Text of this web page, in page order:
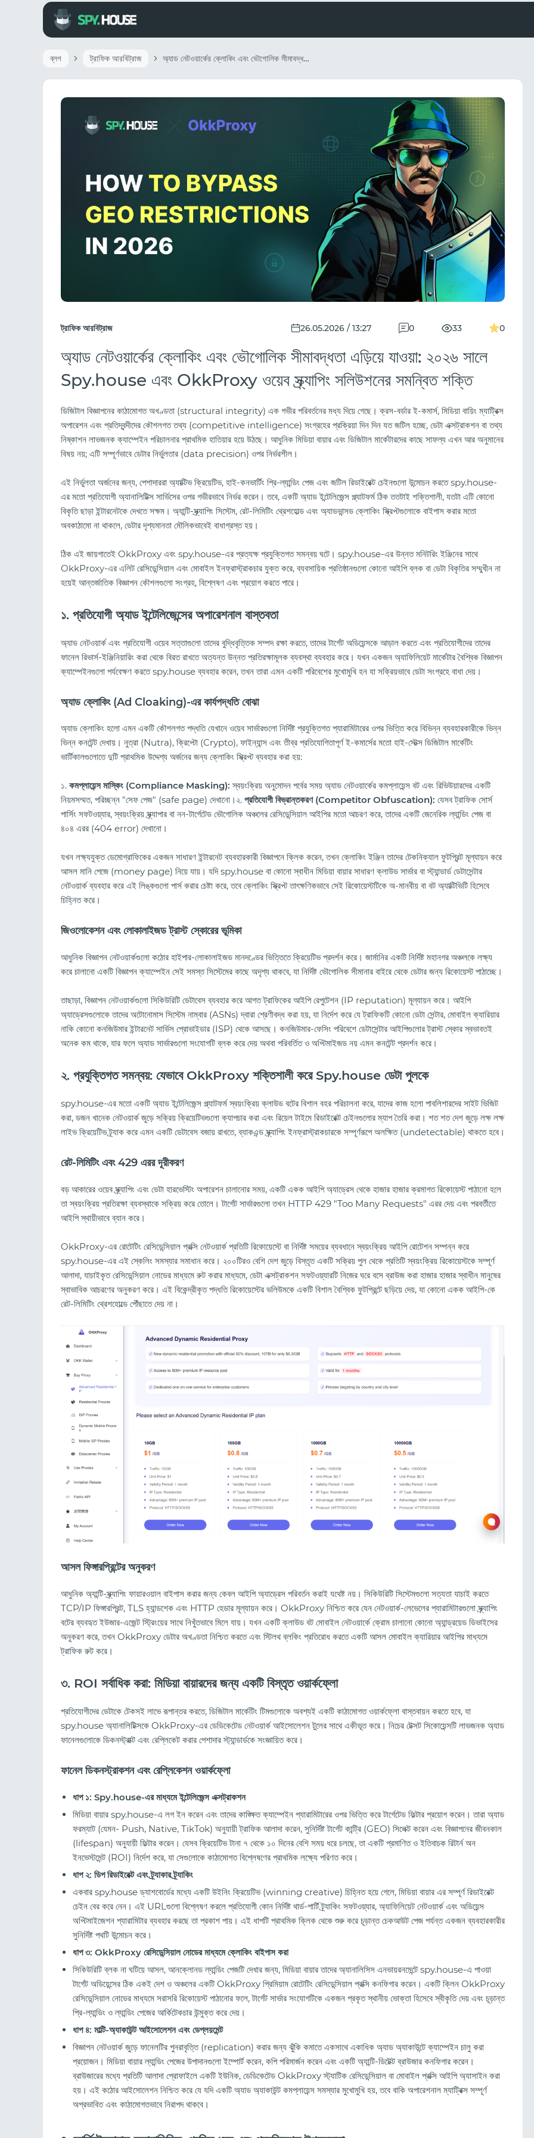
ব্লগ ট্রাফিক আরবিট্রাজ অ্যাড নেটওয়ার্কের ক্লোকিং এবং ভৌগোলিক সীমাবদ্ধতা এড়িয়ে যাওয়া: ২০২৬ সালে Spy.house এবং OkkProxy ওয়েব স্ক্র্যাপিং সলিউশনের সমন্বিত শক্তি
ট্রাফিক আরবিট্রাজ 26.05.2026 / 13:27 0 33 0
অ্যাড নেটওয়ার্কের ক্লোকিং এবং ভৌগোলিক সীমাবদ্ধতা এড়িয়ে যাওয়া: ২০২৬ সালে
Spy.house এবং OkkProxy ওয়েব স্ক্র্যাপিং সলিউশনের সমন্বিত শক্তি
ডিজিটাল বিজ্ঞাপনের কাঠামোগত অখণ্ডতা (structural integrity) এক গভীর পরিবর্তনের মধ্য দিয়ে গেছে। ক্রস-বর্ডার ই-কমার্স, মিডিয়া বায়িং ম্যাট্রিক্স
অপারেশন এবং প্রতিদ্বন্দীদের কৌশলগত তথ্য (competitive intelligence) সংগ্রহের প্রক্রিয়া দিন দিন যত জটিল হচ্ছে, ডেটা এক্সট্রাকশন বা তথ্য
নিষ্কাশন লাভজনক ক্যাম্পেইন পরিচালনার প্রাথমিক হাতিয়ার হয়ে উঠছে। আধুনিক মিডিয়া বায়ার এবং ডিজিটাল মার্কেটারদের কাছে সাফল্য এখন আর অনুমানের
বিষয় নয়; এটি সম্পূর্ণভাবে ডেটার নির্ভুলতার (data precision) ওপর নির্ভরশীল।
এই নির্ভুলতা অর্জনের জন্য, পেশাদাররা অ্যাক্টিভ ক্রিয়েটিভ, হাই-কনভার্টিং প্রি-ল্যান্ডিং পেজ এবং জটিল রিডাইরেক্ট চেইনগুলো উন্মোচন করতে spy.house-
এর মতো প্রতিযোগী অ্যানালিটিক্স সার্ভিসের ওপর গভীরভাবে নির্ভর করেন। তবে, একটি অ্যাড ইন্টেলিজেন্স প্ল্যাটফর্ম ঠিক ততটাই শক্তিশালী, যতটা এটি কোনো
বিকৃতি ছাড়া ইন্টারনেটকে দেখতে সক্ষম। অ্যান্টি-স্ক্র্যাপিং সিস্টেম, রেট-লিমিটিং থ্রেশহোল্ড এবং অ্যাডভান্সড ক্লোকিং স্ক্রিপ্টগুলোকে বাইপাস করার মতো
অবকাঠামো না থাকলে, ডেটার দৃশ্যমানতা মৌলিকভাবেই বাধাগ্রস্ত হয়।
ঠিক এই জায়গাতেই OkkProxy এবং spy.house-এর প্রত্যক্ষ প্রযুক্তিগত সমন্বয় ঘটে। spy.house-এর উন্নত মনিটরিং ইঞ্জিনের সাথে
OkkProxy-এর এলিট রেসিডেন্সিয়াল এবং মোবাইল ইনফ্রাস্ট্রাকচার যুক্ত করে, ব্যবসায়িক প্রতিষ্ঠানগুলো কোনো আইপি ব্লক বা ডেটা বিকৃতির সম্মুখীন না
হয়েই আন্তর্জাতিক বিজ্ঞাপন কৌশলগুলো সংগ্রহ, বিশ্লেষণ এবং প্রয়োগ করতে পারে।
১. প্রতিযোগী অ্যাড ইন্টেলিজেন্সের অপারেশনাল বাস্তবতা
অ্যাড নেটওয়ার্ক এবং প্রতিযোগী ওয়েব সত্তাগুলো তাদের বুদ্ধিবৃত্তিক সম্পদ রক্ষা করতে, তাদের টার্গেট অডিয়েন্সকে আড়াল করতে এবং প্রতিযোগীদের তাদের
ফানেল রিভার্স-ইঞ্জিনিয়ারিং করা থেকে বিরত রাখতে অত্যন্ত উন্নত প্রতিরক্ষামূলক ব্যবস্থা ব্যবহার করে। যখন একজন অ্যাফিলিয়েট মার্কেটার বৈশ্বিক বিজ্ঞাপন
ক্যাম্পেইনগুলো পর্যবেক্ষণ করতে spy.house ব্যবহার করেন, তখন তারা এমন একটি পরিবেশের মুখোমুখি হন যা সক্রিয়ভাবে ডেটা সংগ্রহে বাধা দেয়।
অ্যাড ক্লোকিং (Ad Cloaking)-এর কার্যপদ্ধতি বোঝা
অ্যাড ক্লোকিং হলো এমন একটি কৌশলগত পদ্ধতি যেখানে ওয়েব সার্ভারগুলো নির্দিষ্ট প্রযুক্তিগত প্যারামিটারের ওপর ভিত্তি করে বিভিন্ন ব্যবহারকারীকে ভিন্ন
ভিন্ন কনটেন্ট দেখায়। নুত্রা (Nutra), ক্রিপ্টো (Crypto), ফাইন্যান্স এবং তীব্র প্রতিযোগিতাপূর্ণ ই-কমার্সের মতো হাই-স্টেক্স ডিজিটাল মার্কেটিং
ভার্টিকালগুলোতে দুটি প্রাথমিক উদ্দেশ্য অর্জনের জন্য ক্লোকিং স্ক্রিপ্ট ব্যবহার করা হয়:
১. কমপ্লায়েন্স মাস্কিং (Compliance Masking): স্বয়ংক্রিয় অনুমোদন পর্বের সময় অ্যাড নেটওয়ার্কের কমপ্লায়েন্স বট এবং রিভিউয়ারদের একটি
নিয়মসম্মত, পরিচ্ছন্ন "সেফ পেজ" (safe page) দেখানো।২. প্রতিযোগী বিভ্রান্তকরণ (Competitor Obfuscation): যেসব ট্রাফিক সোর্স
পার্সিং সফটওয়্যার, স্বয়ংক্রিয় স্ক্র্যাপার বা নন-টার্গেটেড ভৌগোলিক অঞ্চলের রেসিডেন্সিয়াল আইপির মতো আচরণ করে, তাদের একটি জেনেরিক ল্যান্ডিং পেজ বা
৪০৪ এরর (404 error) দেখানো।
যখন লক্ষ্যযুক্ত ডেমোগ্রাফিকের একজন সাধারণ ইন্টারনেট ব্যবহারকারী বিজ্ঞাপনে ক্লিক করেন, তখন ক্লোকিং ইঞ্জিন তাদের টেকনিক্যাল ফুটপ্রিন্ট মূল্যায়ন করে
আসল মানি পেজে (money page) নিয়ে যায়। যদি spy.house বা কোনো স্বাধীন মিডিয়া বায়ার সাধারণ ক্লাউড সার্ভার বা স্ট্যান্ডার্ড ডেটাসেন্টার
নেটওয়ার্ক ব্যবহার করে এই লিঙ্কগুলো পার্স করার চেষ্টা করে, তবে ক্লোকিং স্ক্রিপ্ট তাৎক্ষণিকভাবে সেই রিকোয়েস্টটিকে অ-মানবীয় বা বট অ্যাক্টিভিটি হিসেবে
চিহ্নিত করে।
জিওলোকেশন এবং লোকালাইজড ট্রাস্ট স্কোরের ভূমিকা
আধুনিক বিজ্ঞাপন নেটওয়ার্কগুলো কঠোর হাইপার-লোকালাইজড মানদণ্ডের ভিত্তিতে ক্রিয়েটিভ প্রদর্শন করে। জার্মানির একটি নির্দিষ্ট মহানগর অঞ্চলকে লক্ষ্য
করে চালানো একটি বিজ্ঞাপন ক্যাম্পেইন সেই সমস্ত সিস্টেমের কাছে অদৃশ্য থাকবে, যা নির্দিষ্ট ভৌগোলিক সীমানার বাইরে থেকে ডেটার জন্য রিকোয়েস্ট পাঠাচ্ছে।
তাছাড়া, বিজ্ঞাপন নেটওয়ার্কগুলো সিকিউরিটি ডেটাবেস ব্যবহার করে আগত ট্রাফিকের আইপি রেপুটেশন (IP reputation) মূল্যায়ন করে। আইপি
অ্যাড্রেসগুলোকে তাদের অটোনোমাস সিস্টেম নাম্বার (ASNs) দ্বারা শ্রেণীবদ্ধ করা হয়, যা নির্দেশ করে যে ট্রাফিকটি কোনো ডেটা সেন্টার, মোবাইল ক্যারিয়ার
নাকি কোনো কনজিউমার ইন্টারনেট সার্ভিস প্রোভাইডার (ISP) থেকে আসছে। কনজিউমার-ফেসিং পরিবেশে ডেটাসেন্টার আইপিগুলোর ট্রাস্ট স্কোর স্বভাবতই
অনেক কম থাকে, যার ফলে অ্যাড সার্ভারগুলো সংযোগটি ব্লক করে দেয় অথবা পরিবর্তিত ও অপ্টিমাইজড নয় এমন কনটেন্ট প্রদর্শন করে।
২. প্রযুক্তিগত সমন্বয়: যেভাবে OkkProxy শক্তিশালী করে Spy.house ডেটা পুলকে
spy.house-এর মতো একটি অ্যাড ইন্টেলিজেন্স প্ল্যাটফর্ম স্বয়ংক্রিয় ক্লাউড বটের বিশাল বহর পরিচালনা করে, যাদের কাজ হলো পাবলিশারদের সাইট ভিজিট
করা, ডজন খানেক নেটওয়ার্ক জুড়ে সক্রিয় ক্রিয়েটিভগুলো ক্যাপচার করা এবং রিয়েল টাইমে রিডাইরেক্ট চেইনগুলোর ম্যাপ তৈরি করা। শত শত দেশ জুড়ে লক্ষ লক্ষ
লাইভ ক্রিয়েটিভ ট্র্যাক করে এমন একটি ডেটাবেস বজায় রাখতে, ব্যাকএন্ড স্ক্র্যাপিং ইনফ্রাস্ট্রাকচারকে সম্পূর্ণরূপে অলক্ষিত (undetectable) থাকতে হবে।
রেট-লিমিটিং এবং 429 এরর দূরীকরণ
বড় আকারের ওয়েব স্ক্র্যাপিং এবং ডেটা হারভেস্টিং অপারেশন চালানোর সময়, একটি একক আইপি অ্যাড্রেস থেকে হাজার হাজার ক্রমাগত রিকোয়েস্ট পাঠানো হলে
তা স্বয়ংক্রিয় প্রতিরক্ষা ব্যবস্থাকে সক্রিয় করে তোলে। টার্গেট সার্ভারগুলো তখন HTTP 429 "Too Many Requests" এরর দেয় এবং পরবর্তীতে
আইপি স্থায়ীভাবে ব্যান করে।
OkkProxy-এর রোটেটিং রেসিডেন্সিয়াল প্রক্সি নেটওয়ার্ক প্রতিটি রিকোয়েস্টে বা নির্দিষ্ট সময়ের ব্যবধানে স্বয়ংক্রিয় আইপি রোটেশন সম্পন্ন করে
spy.house-এর এই স্কেলিং সমস্যার সমাধান করে। ২০০টিরও বেশি দেশ জুড়ে বিস্তৃত একটি সক্রিয় পুল থেকে প্রতিটি স্বয়ংক্রিয় রিকোয়েস্টকে সম্পূর্ণ
আলাদা, যাচাইকৃত রেসিডেন্সিয়াল নোডের মাধ্যমে রুট করার মাধ্যমে, ডেটা এক্সট্রাকশন সফটওয়্যারটি নিজের ঘরে বসে ব্রাউজ করা হাজার হাজার স্বাধীন মানুষের
স্বাভাবিক আচরণের অনুকরণ করে। এই বিকেন্দ্রীকৃত পদ্ধতি রিকোয়েস্টের ভলিউমকে একটি বিশাল বৈশ্বিক ফুটপ্রিন্টে ছড়িয়ে দেয়, যা কোনো একক আইপি-কে
রেট-লিমিটিং থ্রেশহোল্ডে পৌঁছাতে দেয় না।
আসল ফিঙ্গারপ্রিন্টের অনুকরণ
আধুনিক অ্যান্টি-স্ক্র্যাপিং ফায়ারওয়াল বাইপাস করার জন্য কেবল আইপি অ্যাড্রেস পরিবর্তন করাই যথেষ্ট নয়। সিকিউরিটি সিস্টেমগুলো সত্যতা যাচাই করতে
TCP/IP ফিঙ্গারপ্রিন্ট, TLS হ্যান্ডশেক এবং HTTP হেডার মূল্যায়ন করে। OkkProxy নিশ্চিত করে যেন নেটওয়ার্ক-লেভেলের প্যারামিটারগুলো স্ক্র্যাপিং
বটের ব্যবহৃত ইউজার-এজেন্ট স্ট্রিংয়ের সাথে নিখুঁতভাবে মিলে যায়। যখন একটি ক্লাউড বট মোবাইল নেটওয়ার্কে ক্রোম চালানো কোনো অ্যান্ড্রয়েড ডিভাইসের
অনুকরণ করে, তখন OkkProxy ডেটার অখণ্ডতা নিশ্চিত করতে এবং স্টিলথ ব্লকিং প্রতিরোধ করতে একটি আসল মোবাইল ক্যারিয়ার আইপির মাধ্যমে
ট্রাফিক রুট করে।
৩. ROI সর্বাধিক করা: মিডিয়া বায়ারদের জন্য একটি বিস্তৃত ওয়ার্কফ্লো
প্রতিযোগীদের ডেটাকে টেকসই লাভে রূপান্তর করতে, ডিজিটাল মার্কেটিং টিমগুলোকে অবশ্যই একটি কাঠামোগত ওয়ার্কফ্লো বাস্তবায়ন করতে হবে, যা
spy.house অ্যানালিটিক্সকে OkkProxy-এর ডেডিকেটেড নেটওয়ার্ক আইসোলেশন টুলের সাথে একীভূত করে। নিচের টেক্সট সিকোয়েন্সটি লাভজনক অ্যাড
ফানেলগুলোকে ডিকনস্ট্রাক্ট এবং রেপ্লিকেট করার পেশাদার স্ট্যান্ডার্ডকে সংজ্ঞায়িত করে।
ফানেল ডিকনস্ট্রাকশন এবং রেপ্লিকেশন ওয়ার্কফ্লো
ধাপ ১: Spy.house-এর মাধ্যমে ইন্টেলিজেন্স এক্সট্রাকশন
মিডিয়া বায়ার spy.house-এ লগ ইন করেন এবং তাদের কাঙ্ক্ষিত ক্যাম্পেইন প্যারামিটারের ওপর ভিত্তি করে টার্গেটেড ফিল্টার প্রয়োগ করেন। তারা অ্যাড
ফরম্যাট (যেমন- Push, Native, TikTok) অনুযায়ী ট্রাফিক আলাদা করেন, সুনির্দিষ্ট টার্গেট কান্ট্রি (GEO) সিলেক্ট করেন এবং বিজ্ঞাপনের জীবনকাল
(lifespan) অনুযায়ী ফিল্টার করেন। যেসব ক্রিয়েটিভ টানা ৭ থেকে ১০ দিনের বেশি সময় ধরে চলছে, তা একটি প্রমাণিত ও ইতিবাচক রিটার্ন অন
ইনভেস্টমেন্ট (ROI) নির্দেশ করে, যা সেগুলোকে কাঠামোগত বিশ্লেষণের প্রাথমিক লক্ষ্যে পরিণত করে।
ধাপ ২: ডিপ রিডাইরেক্ট এবং ট্র্যাকার ট্র্যাকিং
একবার spy.house ড্যাশবোর্ডের মধ্যে একটি উইনিং ক্রিয়েটিভ (winning creative) চিহ্নিত হয়ে গেলে, মিডিয়া বায়ার এর সম্পূর্ণ রিডাইরেক্ট
চেইন বের করে নেন। এই URLগুলো বিশ্লেষণ করলে প্রতিযোগী কোন নির্দিষ্ট থার্ড-পার্টি ট্র্যাকিং সফটওয়্যার, অ্যাফিলিয়েট নেটওয়ার্ক এবং অডিয়েন্স
অপ্টিমাইজেশন প্যারামিটার ব্যবহার করছে তা প্রকাশ পায়। এই ধাপটি প্রাথমিক ক্লিক থেকে শুরু করে চূড়ান্ত চেকআউট পেজ পর্যন্ত একজন ব্যবহারকারীর
সুনির্দিষ্ট পথটি উন্মোচন করে।
ধাপ ৩: OkkProxy রেসিডেন্সিয়াল নোডের মাধ্যমে ক্লোকিং বাইপাস করা
সিকিউরিটি ব্লক না ঘটিয়ে আসল, আনক্লোনড ল্যান্ডিং পেজটি দেখার জন্য, মিডিয়া বায়ার তাদের অ্যানালিসিস এনভায়রনমেন্টে spy.house-এ পাওয়া
টার্গেট অডিয়েন্সের ঠিক একই দেশ ও অঞ্চলের একটি OkkProxy প্রিমিয়াম রোটেটিং রেসিডেন্সিয়াল প্রক্সি কনফিগার করেন। একটি ক্লিন OkkProxy
রেসিডেন্সিয়াল নোডের মাধ্যমে সরাসরি রিকোয়েস্ট পাঠানোর ফলে, টার্গেট সার্ভার সংযোগটিকে একজন প্রকৃত স্থানীয় ভোক্তা হিসেবে স্বীকৃতি দেয় এবং চূড়ান্ত
প্রি-ল্যান্ডিং ও ল্যান্ডিং পেজের আর্কিটেকচার উন্মুক্ত করে দেয়।
ধাপ ৪: মাল্টি-অ্যাকাউন্ট আইসোলেশন এবং ডেপ্লয়মেন্ট
বিজ্ঞাপন নেটওয়ার্ক জুড়ে ফানেলটির পুনরাবৃত্তি (replication) করার জন্য ঝুঁকি কমাতে একসাথে একাধিক অ্যাড অ্যাকাউন্টে ক্যাম্পেইন চালু করা
প্রয়োজন। মিডিয়া বায়ার ল্যান্ডিং পেজের উপাদানগুলো ইম্পোর্ট করেন, কপি পরিমার্জন করেন এবং একটি অ্যান্টি-ডিটেক্ট ব্রাউজার কনফিগার করেন।
ব্রাউজারের মধ্যে প্রতিটি আলাদা প্রোফাইলে একটি ইউনিক, ডেডিকেটেড OkkProxy স্ট্যাটিক রেসিডেন্সিয়াল বা মোবাইল প্রক্সি আইপি অ্যাসাইন করা
হয়। এই কঠোর আইসোলেশন নিশ্চিত করে যে যদি একটি অ্যাড অ্যাকাউন্ট কমপ্লায়েন্স সমস্যার মুখোমুখি হয়, তবে বাকি অপারেশনাল ম্যাট্রিক্স সম্পূর্ণ
অপ্রভাবিত এবং কাঠামোগতভাবে নিরাপদ থাকবে।
ক্লিকেন পর্যালোচনা (২০২৬): বৈশিষ্ট্য, ট্র্যাফিকের মান এবং